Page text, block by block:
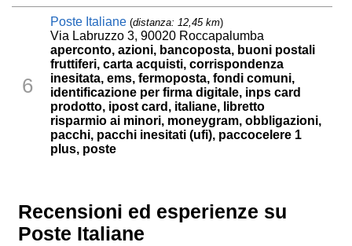
6
Poste Italiane (distanza: 12,45 km)
Via Labruzzo 3, 90020 Roccapalumba
aperconto, azioni, bancoposta, buoni postali
fruttiferi, carta acquisti, corrispondenza
inesitata, ems, fermoposta, fondi comuni,
identificazione per firma digitale, inps card
prodotto, ipost card, italiane, libretto
risparmio ai minori, moneygram, obbligazioni,
pacchi, pacchi inesitati (ufi), paccocelere 1
plus, poste
Recensioni ed esperienze su
Poste Italiane